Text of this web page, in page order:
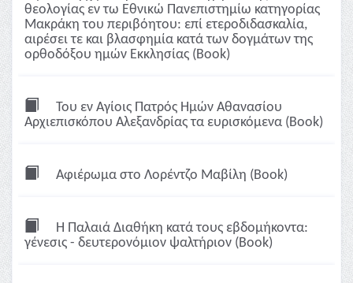
θεολογίας εν τω Εθνικώ Πανεπιστημίω κατηγορίας
Μακράκη του περιβόητου: επί ετεροδιδασκαλία,
αιρέσει τε και βλασφημία κατά των δογμάτων της
ορθοδόξου ημών Εκκλησίας (Book)
Του εν Αγίοις Πατρός Ημών Αθανασίου
Αρχιεπισκόπου Αλεξανδρίας τα ευρισκόμενα (Book)
Αφιέρωμα στο Λορέντζο Μαβίλη (Book)
Η Παλαιά Διαθήκη κατά τους εβδομήκοντα:
γένεσις - δευτερονόμιον ψαλτήριον (Book)